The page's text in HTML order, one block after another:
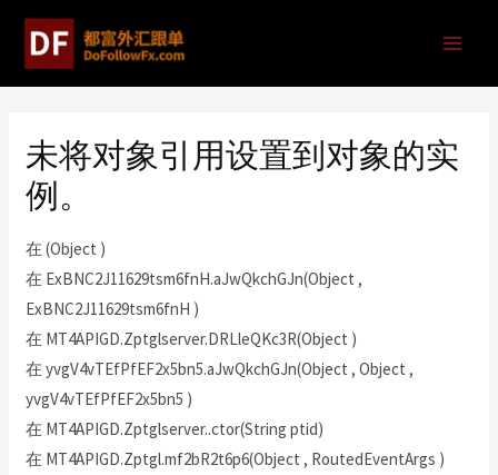
未将对象引用设置到对象的实
例。
在 (Object )
在 ExBNC2J11629tsm6fnH.aJwQkchGJn(Object ,
ExBNC2J11629tsm6fnH )
在 MT4APIGD.Zptglserver.DRLleQKc3R(Object )
在 yvgV4vTEfPfEF2x5bn5.aJwQkchGJn(Object , Object ,
yvgV4vTEfPfEF2x5bn5 )
在 MT4APIGD.Zptglserver..ctor(String ptid)
在 MT4APIGD.Zptgl.mf2bR2t6p6(Object , RoutedEventArgs )